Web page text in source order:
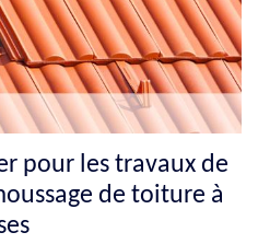
pour les travaux de
de toiture à